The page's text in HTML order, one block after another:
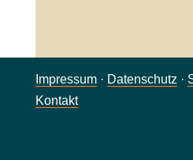
Impressum· Datenschutz ·
Kontakt